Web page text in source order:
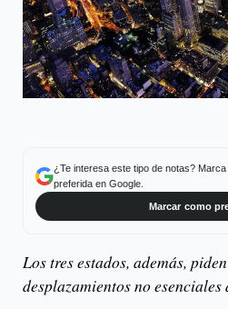
¿Te interesa este tipo de notas? Marca
preferida en Google.
Marcar como
Los tres estados, además,
desplazamientos no